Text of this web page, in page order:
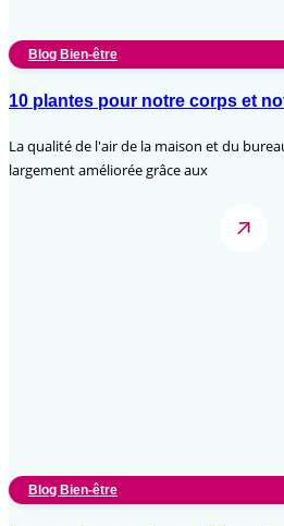
Blog Bien-être
10 plantes pour notre corps et
La qualité de l'air de la maison et du
largement améliorée grâce aux
Blog Bien-être